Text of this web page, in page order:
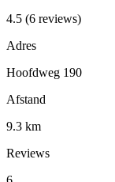
4.5 (6 reviews)
Adres
Hoofdweg 190
Afstand
9.3 km
Reviews